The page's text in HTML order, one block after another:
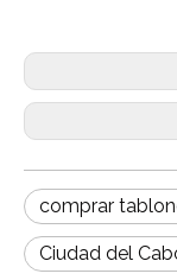
comprar
Ciudad del